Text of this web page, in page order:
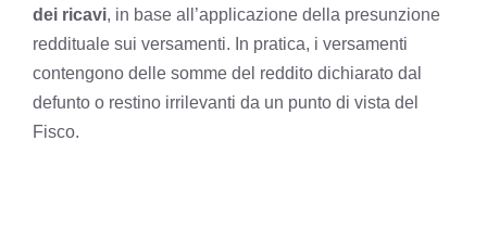
dei ricavi, in base all’applicazione della presunzione
reddituale sui versamenti. In pratica, i versamenti
contengono delle somme del reddito dichiarato dal
defunto o restino irrilevanti da un punto di vista del
Fisco.